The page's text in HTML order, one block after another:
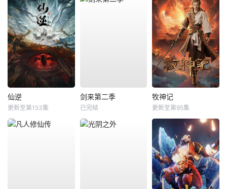
仙逆
更新至第153集
剑来第二季
已完结
牧神记
更新至第95集